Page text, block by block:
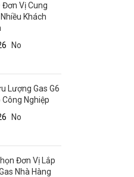
Vị Cung
Khách
No
Lượng Gas G6
Nghiệp
No
Đơn Vị Lắp
Nhà Hàng